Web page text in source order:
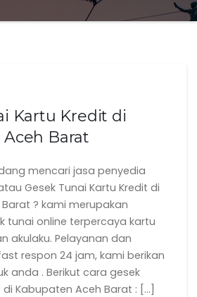
Kartu Kredit di
Barat
mencari jasa penyedia
Gesek Tunai Kartu Kredit di
? kami merupakan
tunai online terpercaya kartu
akulaku. Pelayanan dan
respon 24 jam, kami berikan
anda . Berikut cara gesek
Kabupaten Aceh Barat : […]